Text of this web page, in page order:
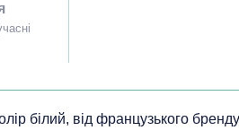
білий, від французького бренду